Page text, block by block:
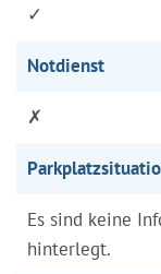
✓
Notdienst
✗
Es sind keine
hinterlegt.